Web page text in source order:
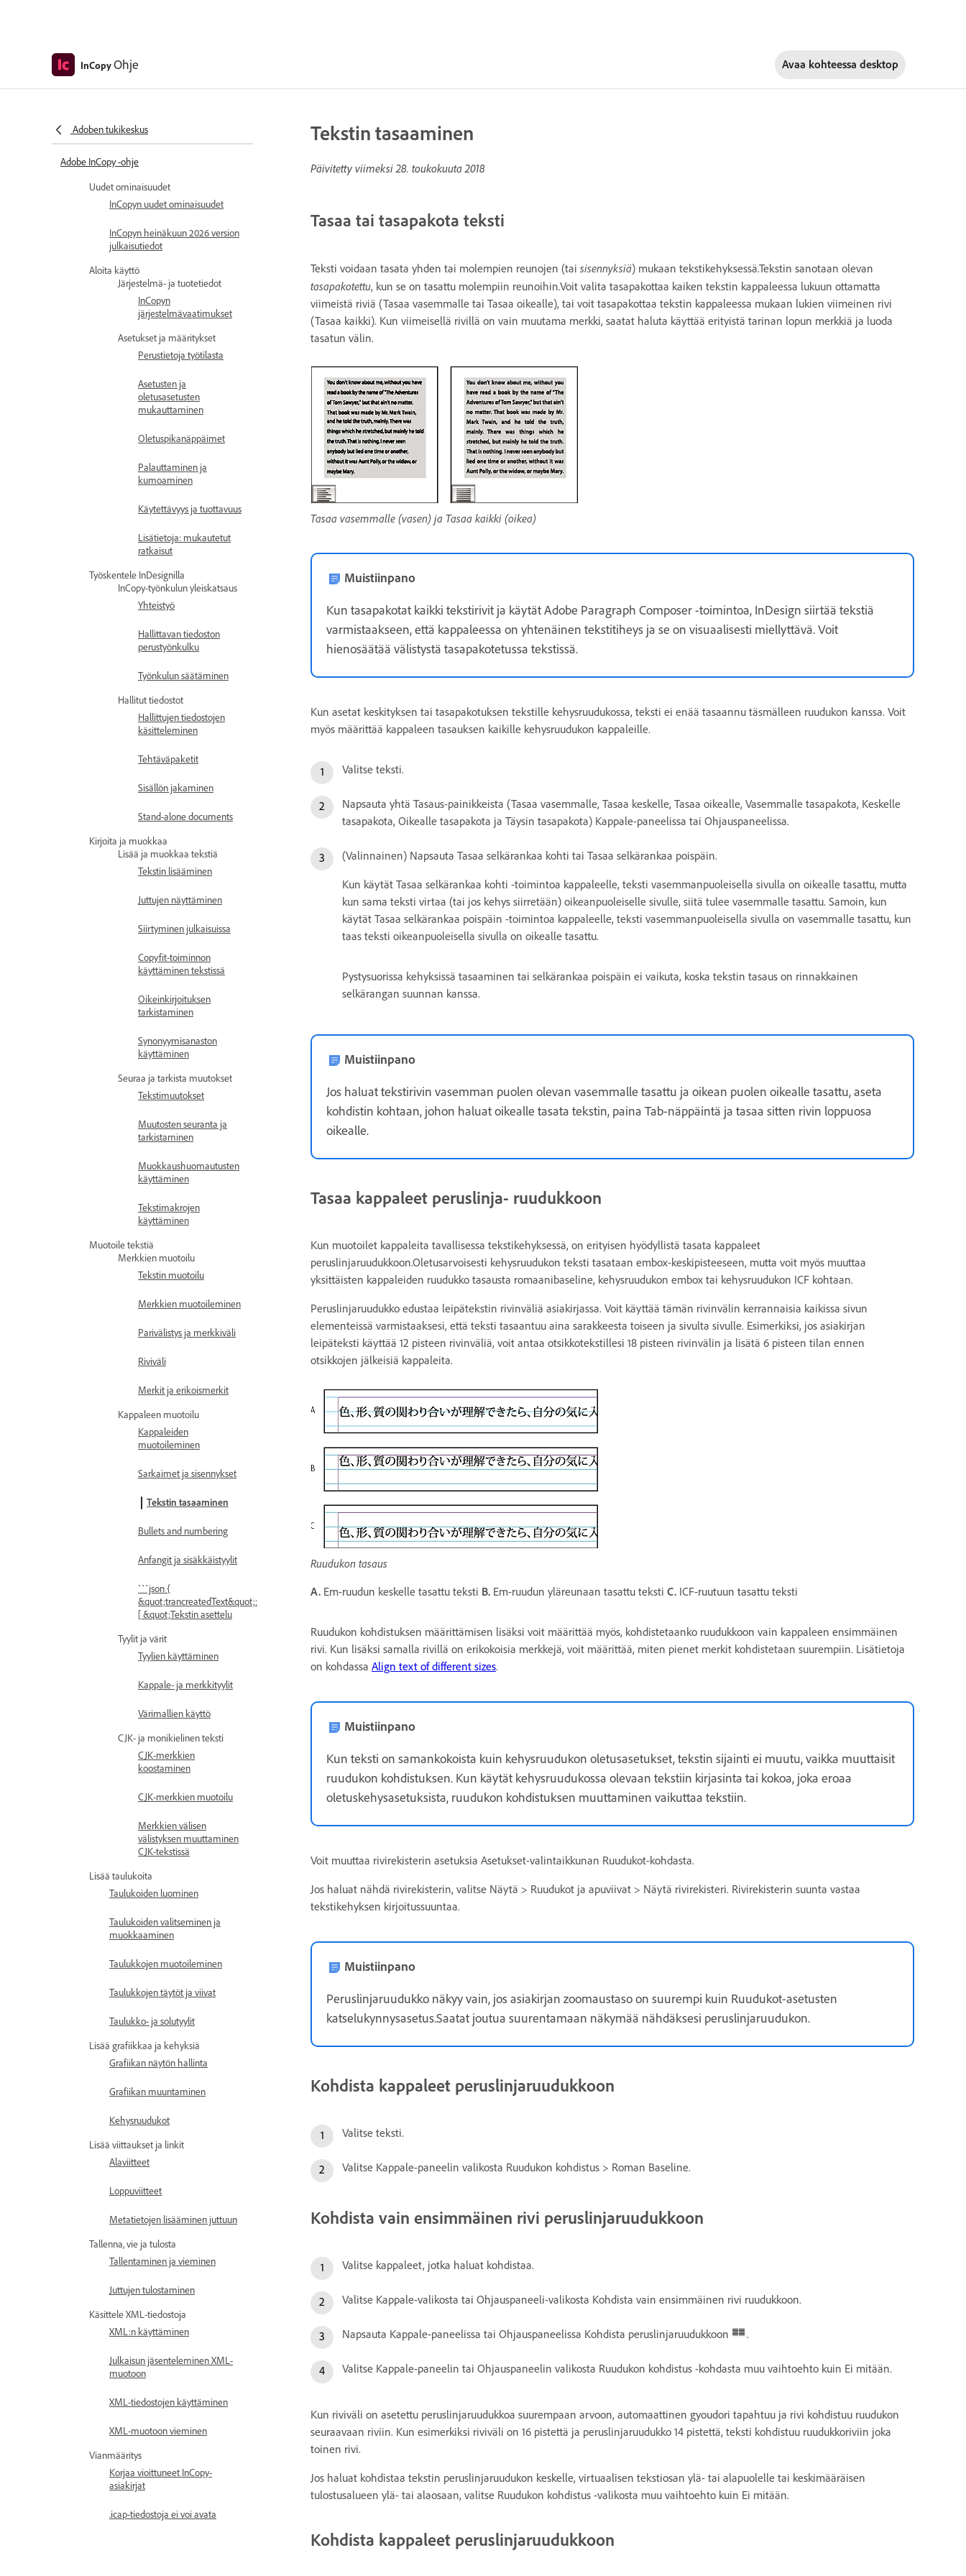
InCopyOhje Avaa kohteessa desktop
Adoben tukikeskus
Adobe InCopy -ohje
Uudet ominaisuudet
InCopyn uudet ominaisuudet
InCopyn heinäkuun 2026 version
julkaisutiedot
Aloita käyttö
Järjestelmä- ja tuotetiedot
InCopyn
järjestelmävaatimukset
Asetukset ja määritykset
Perustietoja työtilasta
Asetusten ja
oletusasetusten
mukauttaminen
Oletuspikanäppäimet
Palauttaminen ja
kumoaminen
Käytettävyys ja tuottavuus
Lisätietoja: mukautetut
ratkaisut
Työskentele InDesignilla
InCopy-työnkulun yleiskatsaus
Yhteistyö
Hallittavan tiedoston
perustyönkulku
Työnkulun säätäminen
Hallitut tiedostot
Hallittujen tiedostojen
käsitteleminen
Tehtäväpaketit
Sisällön jakaminen
Stand-alone documents
Kirjoita ja muokkaa
Lisää ja muokkaa tekstiä
Tekstin lisääminen
Juttujen näyttäminen
Siirtyminen julkaisuissa
Copyfit-toiminnon
käyttäminen tekstissä
Oikeinkirjoituksen
tarkistaminen
Synonyymisanaston
käyttäminen
Seuraa ja tarkista muutokset
Tekstimuutokset
Muutosten seuranta ja
tarkistaminen
Muokkaushuomautusten
käyttäminen
Tekstimakrojen
käyttäminen
Muotoile tekstiä
Merkkien muotoilu
Tekstin muotoilu
Merkkien muotoileminen
Parivälistys ja merkkiväli
Riviväli
Merkit ja erikoismerkit
Kappaleen muotoilu
Kappaleiden
muotoileminen
Sarkaimet ja sisennykset
Tekstin tasaaminen
Bullets and numbering
Anfangit ja sisäkkäistyylit
```json {
&quot;trancreatedText&quot;:
[ &quot;Tekstin asettelu
Tyylit ja värit
Tyylien käyttäminen
Kappale- ja merkkityylit
Värimallien käyttö
CJK- ja monikielinen teksti
CJK-merkkien
koostaminen
CJK-merkkien muotoilu
Merkkien välisen
välistyksen muuttaminen
CJK-tekstissä
Lisää taulukoita
Taulukoiden luominen
Taulukoiden valitseminen ja
muokkaaminen
Taulukkojen muotoileminen
Taulukkojen täytöt ja viivat
Taulukko- ja solutyylit
Lisää grafiikkaa ja kehyksiä
Grafiikan näytön hallinta
Grafiikan muuntaminen
Kehysruudukot
Lisää viittaukset ja linkit
Alaviitteet
Loppuviitteet
Metatietojen lisääminen juttuun
Tallenna, vie ja tulosta
Tallentaminen ja vieminen
Juttujen tulostaminen
Käsittele XML-tiedostoja
XML:n käyttäminen
Julkaisun jäsenteleminen XML-
muotoon
XML-tiedostojen käyttäminen
XML-muotoon vieminen
Vianmääritys
Korjaa vioittuneet InCopy-
asiakirjat
.icap-tiedostoja ei voi avata
Tekstin tasaaminen
Päivitetty viimeksi28. toukokuuta 2018
Tasaa tai tasapakota teksti
Teksti voidaan tasata yhden tai molempien reunojen (tai sisennyksiä) mukaan tekstikehyksessä.Tekstin sanotaan olevan
tasapakotettu, kun se on tasattu molempiin reunoihin.Voit valita tasapakottaa kaiken tekstin kappaleessa lukuun ottamatta
viimeistä riviä (Tasaa vasemmalle tai Tasaa oikealle), tai voit tasapakottaa tekstin kappaleessa mukaan lukien viimeinen rivi
(Tasaa kaikki). Kun viimeisellä rivillä on vain muutama merkki, saatat haluta käyttää erityistä tarinan lopun merkkiä ja luoda
tasatun välin.
Tasaa vasemmalle (vasen) ja Tasaa kaikki (oikea)
Muistiinpano
Kun tasapakotat kaikki tekstirivit ja käytät Adobe Paragraph Composer -toimintoa, InDesign siirtää tekstiä
varmistaakseen, että kappaleessa on yhtenäinen tekstitiheys ja se on visuaalisesti miellyttävä. Voit
hienosäätää välistystä tasapakotetussa tekstissä.
Kun asetat keskityksen tai tasapakotuksen tekstille kehysruudukossa, teksti ei enää tasaannu täsmälleen ruudukon kanssa. Voit
myös määrittää kappaleen tasauksen kaikille kehysruudukon kappaleille.
Valitse teksti.
Napsauta yhtä Tasaus-painikkeista (Tasaa vasemmalle, Tasaa keskelle, Tasaa oikealle, Vasemmalle tasapakota, Keskelle
tasapakota, Oikealle tasapakota ja Täysin tasapakota) Kappale-paneelissa tai Ohjauspaneelissa.
(Valinnainen) Napsauta Tasaa selkärankaa kohti tai Tasaa selkärankaa poispäin.
Kun käytät Tasaa selkärankaa kohti -toimintoa kappaleelle, teksti vasemmanpuoleisella sivulla on oikealle tasattu, mutta
kun sama teksti virtaa (tai jos kehys siirretään) oikeanpuoleiselle sivulle, siitä tulee vasemmalle tasattu. Samoin, kun
käytät Tasaa selkärankaa poispäin -toimintoa kappaleelle, teksti vasemmanpuoleisella sivulla on vasemmalle tasattu, kun
taas teksti oikeanpuoleisella sivulla on oikealle tasattu.
Pystysuorissa kehyksissä tasaaminen tai selkärankaa poispäin ei vaikuta, koska tekstin tasaus on rinnakkainen
selkärangan suunnan kanssa.
Muistiinpano
Jos haluat tekstirivin vasemman puolen olevan vasemmalle tasattu ja oikean puolen oikealle tasattu, aseta
kohdistin kohtaan, johon haluat oikealle tasata tekstin, paina Tab-näppäintä ja tasaa sitten rivin loppuosa
oikealle.
Tasaa kappaleet peruslinja- ruudukkoon
Kun muotoilet kappaleita tavallisessa tekstikehyksessä, on erityisen hyödyllistä tasata kappaleet
peruslinjaruudukkoon.Oletusarvoisesti kehysruudukon teksti tasataan embox-keskipisteeseen, mutta voit myös muuttaa
yksittäisten kappaleiden ruudukko tasausta romaanibaseline, kehysruudukon embox tai kehysruudukon ICF kohtaan.
Peruslinjaruudukko edustaa leipätekstin rivinväliä asiakirjassa. Voit käyttää tämän rivinvälin kerrannaisia kaikissa sivun
elementeissä varmistaaksesi, että teksti tasaantuu aina sarakkeesta toiseen ja sivulta sivulle. Esimerkiksi, jos asiakirjan
leipäteksti käyttää 12 pisteen rivinväliä, voit antaa otsikkotekstillesi 18 pisteen rivinvälin ja lisätä 6 pisteen tilan ennen
otsikkojen jälkeisiä kappaleita.
Ruudukon tasaus
A. Em-ruudun keskelle tasattu teksti B. Em-ruudun yläreunaan tasattu teksti C. ICF-ruutuun tasattu teksti
Ruudukon kohdistuksen määrittämisen lisäksi voit määrittää myös, kohdistetaanko ruudukkoon vain kappaleen ensimmäinen
rivi. Kun lisäksi samalla rivillä on erikokoisia merkkejä, voit määrittää, miten pienet merkit kohdistetaan suurempiin. Lisätietoja
on kohdassa Align text of different sizes.
Muistiinpano
Kun teksti on samankokoista kuin kehysruudukon oletusasetukset, tekstin sijainti ei muutu, vaikka muuttaisit
ruudukon kohdistuksen. Kun käytät kehysruudukossa olevaan tekstiin kirjasinta tai kokoa, joka eroaa
oletuskehysasetuksista, ruudukon kohdistuksen muuttaminen vaikuttaa tekstiin.
Voit muuttaa rivirekisterin asetuksia Asetukset-valintaikkunan Ruudukot-kohdasta.
Jos haluat nähdä rivirekisterin, valitse Näytä > Ruudukot ja apuviivat > Näytä rivirekisteri. Rivirekisterin suunta vastaa
tekstikehyksen kirjoitussuuntaa.
Muistiinpano
Peruslinjaruudukko näkyy vain, jos asiakirjan zoomaustaso on suurempi kuin Ruudukot-asetusten
katselukynnysasetus.Saatat joutua suurentamaan näkymää nähdäksesi peruslinjaruudukon.
Kohdista kappaleet peruslinjaruudukkoon
Valitse teksti.
Valitse Kappale-paneelin valikosta Ruudukon kohdistus > Roman Baseline.
Kohdista vain ensimmäinen rivi peruslinjaruudukkoon
Valitse kappaleet, jotka haluat kohdistaa.
Valitse Kappale-valikosta tai Ohjauspaneeli-valikosta Kohdista vain ensimmäinen rivi ruudukkoon.
Napsauta Kappale-paneelissa tai Ohjauspaneelissa Kohdista peruslinjaruudukkoon .
Valitse Kappale-paneelin tai Ohjauspaneelin valikosta Ruudukon kohdistus -kohdasta muu vaihtoehto kuin Ei mitään.
Kun riviväli on asetettu peruslinjaruudukkoa suurempaan arvoon, automaattinen gyoudori tapahtuu ja rivi kohdistuu ruudukon
seuraavaan riviin. Kun esimerkiksi riviväli on 16 pistettä ja peruslinjaruudukko 14 pistettä, teksti kohdistuu ruudukkoriviin joka
toinen rivi.
Jos haluat kohdistaa tekstin peruslinjaruudukon keskelle, virtuaalisen tekstiosan ylä- tai alapuolelle tai keskimääräisen
tulostusalueen ylä- tai alaosaan, valitse Ruudukon kohdistus -valikosta muu vaihtoehto kuin Ei mitään.
Kohdista kappaleet peruslinjaruudukkoon